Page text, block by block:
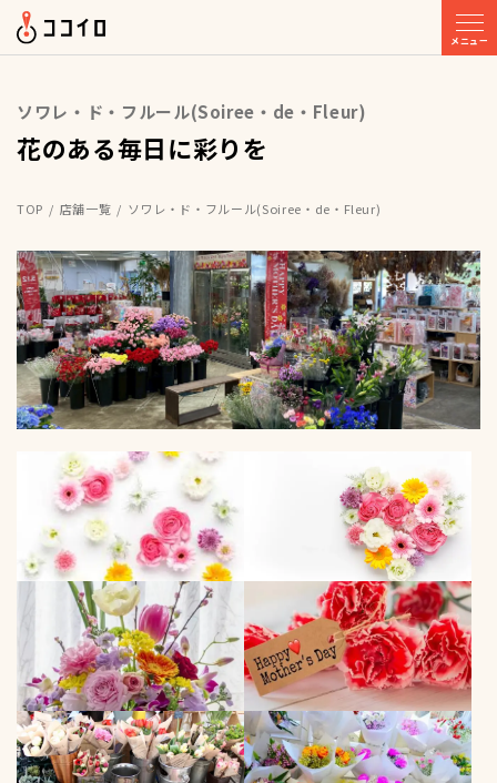
メニュー
ソワレ・ド・フルール(Soiree・de・Fleur)
花のある毎日に彩りを
TOP 店舗一覧 ソワレ・ド・フルール(Soiree・de・Fleur)